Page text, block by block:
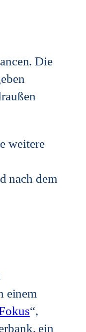
Die
weitere
nach dem
einem
“,
ein